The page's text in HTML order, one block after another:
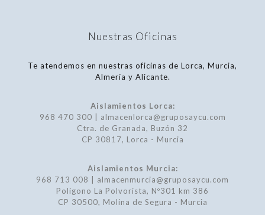
Nuestras Oficinas
Te atendemos en nuestras oficinas de Lorca, Murcia,
Almería y Alicante.
Aislamientos Lorca:
968 470 300 | almacenlorca@gruposaycu.com
Ctra. de Granada, Buzón 32
CP 30817, Lorca - Murcia
Aislamientos Murcia:
968 713 008 | almacenmurcia@gruposaycu.com
Polígono La Polvorista, Nº301 km 386
CP 30500, Molina de Segura - Murcia